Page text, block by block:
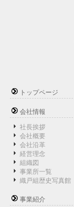
トップページ
会社情報
社長挨拶
会社概要
会社沿革
経営理念
組織図
事業所一覧
織戸組歴史写真館
事業紹介